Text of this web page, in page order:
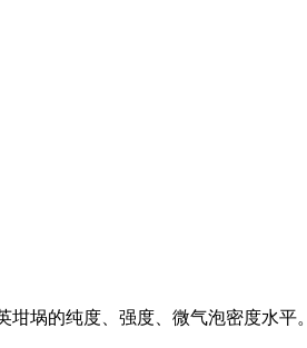
埚的纯度、强度、微气泡密度水平。